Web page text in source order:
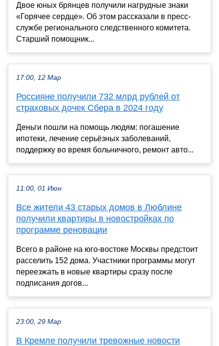
Двое юных брянцев получили нагрудные знаки
«Горячее сердце». Об этом рассказали в пресс-
службе регионального следственного комитета.
Старший помощник...
17:00, 12 Мар
Россияне получили 732 млрд рублей от
страховых дочек Сбера в 2024 году
Деньги пошли на помощь людям: погашение
ипотеки, лечение серьёзных заболеваний,
поддержку во время больничного, ремонт авто...
11:00, 01 Июн
Все жители 43 старых домов в Люблине
получили квартиры в новостройках по
программе реновации
Всего в районе на юго-востоке Москвы предстоит
расселить 152 дома. Участники программы могут
переезжать в новые квартиры сразу после
подписания догов...
23:00, 29 Мар
В Кремле получили тревожные новости